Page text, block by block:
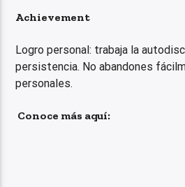
Achievement
Logro personal: trabaja la
persistencia. No abandones
personales.
Conoce más aquí: